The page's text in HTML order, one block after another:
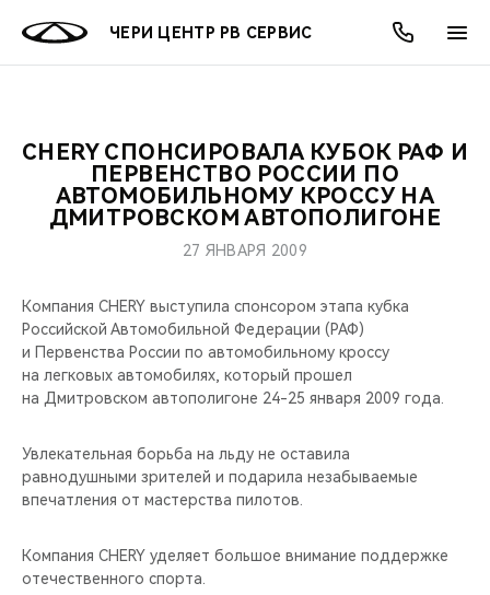
ЧЕРИ ЦЕНТР РВ СЕРВИС
МОДЕЛИ
ВСЕ МОДЕЛИ
СЕДАНЫ
ПОКУПАТЕЛЯМ
ВЫБОР И ПОКУПКА
ВЛАДЕЛЬЦАМ
СЕРВИС
ПОДДЕРЖКА
CHERY CONNECT
МИР CHERY
АКСЕССУАРЫ
CHERY В СОЦСЕТЯХ
ЛЮДИ CHERY
CHERY И СПОРТ
АКЦИИ
ВЫГОДЫ И АКЦИИ
ОНЛАЙН СЕРВИСЫ
ВЫБОР И ПОКУПКА
О КОМПАНИИ
О НАС
CHERY СПОНСИРОВАЛА КУБОК РАФ И
ПЕРВЕНСТВО РОССИИ ПО
АВТОМОБИЛЬНОМУ КРОССУ НА
ДМИТРОВСКОМ АВТОПОЛИГОНЕ
27 ЯНВАРЯ 2009
Компания CHERY выступила спонсором этапа кубка
Российской Автомобильной Федерации (РАФ)
и Первенства России по автомобильному кроссу
на легковых автомобилях, который прошел
на Дмитровском автополигоне 24-25 января 2009 года.
Увлекательная борьба на льду не оставила
равнодушными зрителей и подарила незабываемые
впечатления от мастерства пилотов.
Компания CHERY уделяет большое внимание поддержке
отечественного спорта.